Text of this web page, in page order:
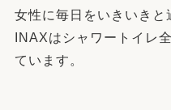
女性に毎日をいきいきと
INAXはシャワートイレ
ています。